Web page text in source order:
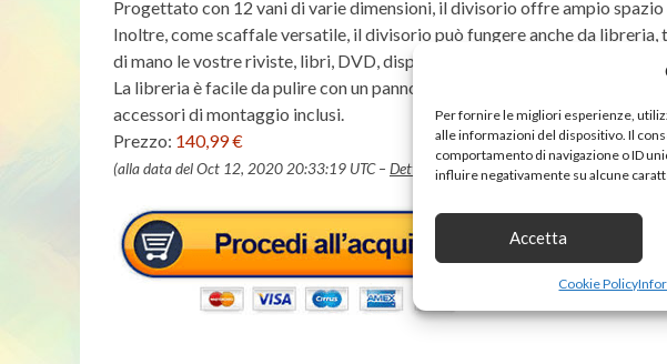
Per fornire le migliori esperienze,
alle informazioni del dispositivo. Il
comportamento di navigazione o ID
influire negativamente su alcune
Accetta
Cookie Policy
Progettato con 12 vani di varie dimensioni, il divisorio offre ampio
Inoltre, come scaffale versatile, il divisorio può fungere anche da
di mano le vostre riviste, libri, DVD, dispositivi multimediali e altri
La libreria è facile da pulire con un panno umido. Questo scaffale per libri
accessori di montaggio inclusi.
Prezzo: 140,99 €
(alla data del Oct 12, 2020 20:33:19 UTC – Dettagli